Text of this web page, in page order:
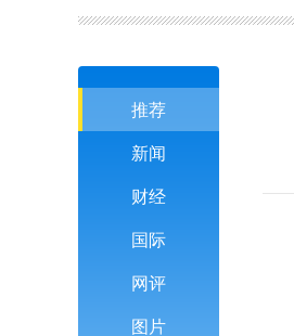
推荐
新闻
财经
国际
网评
图片